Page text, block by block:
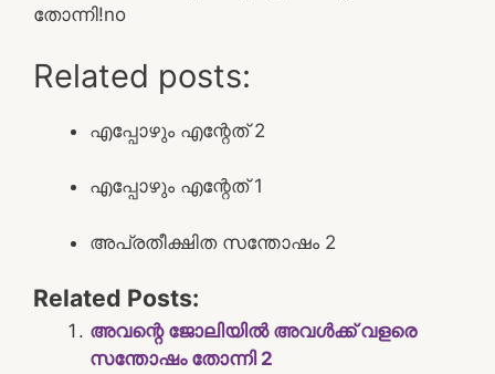
തോന്നി!no
Related posts:
എപ്പോഴും എന്റേത് 2
എപ്പോഴും എന്റേത് 1
അപ്രതീക്ഷിത സന്തോഷം 2
Related Posts:
അവന്റെ ജോലിയിൽ അവൾക്ക് വളരെ
സന്തോഷം തോന്നി 2